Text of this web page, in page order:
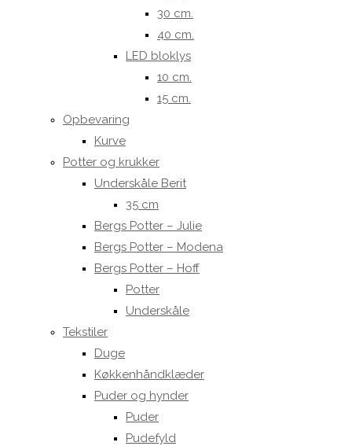
30 cm.
40 cm.
LED bloklys
10 cm.
15 cm.
Opbevaring
Kurve
Potter og krukker
Underskåle Berit
35 cm
Bergs Potter – Julie
Bergs Potter – Modena
Bergs Potter – Hoff
Potter
Underskåle
Tekstiler
Duge
Køkkenhåndklæder
Puder og hynder
Puder
Pudefyld